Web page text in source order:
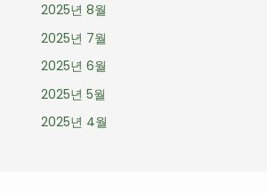
2025년 8월
2025년 7월
2025년 6월
2025년 5월
2025년 4월